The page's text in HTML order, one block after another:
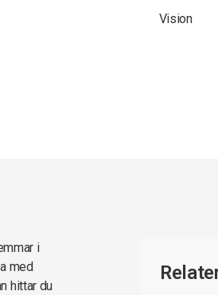
Vision
i
med
hittar du